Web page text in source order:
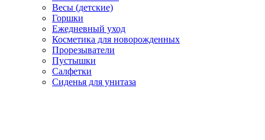
Весы (детские)
Горшки
Ежедневный уход
Косметика для новорожденных
Прорезыватели
Пустышки
Салфетки
Сиденья для унитаза